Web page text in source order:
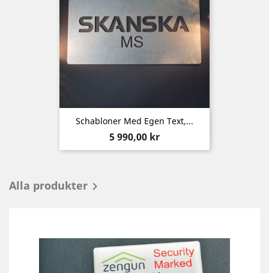
Schabloner Med Egen Text,...
Pris
5 990,00 kr
Alla produkter 